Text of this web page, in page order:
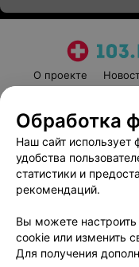
О проекте
Обработка
Наш сайт использует
удобства
статистики и
рекомендаций.
Вы можете
cookie или изменить
Для получения